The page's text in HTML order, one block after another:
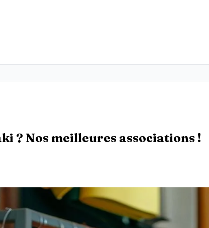
? Nos meilleures associations !